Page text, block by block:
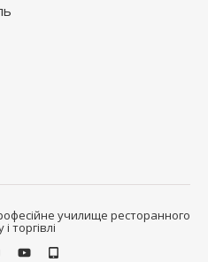
училище ресторанного
і торгівлі